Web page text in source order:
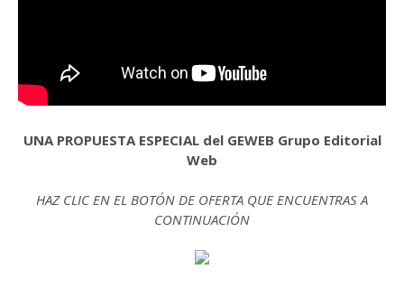
UNA PROPUESTA ESPECIAL del GEWEB Grupo Editorial
Web
HAZ CLIC EN EL BOTÓN DE OFERTA QUE ENCUENTRAS A
CONTINUACIÓN